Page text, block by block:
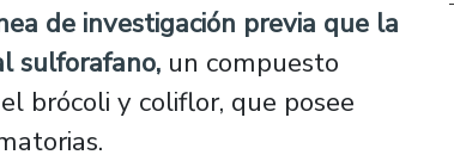
de investigación previa que la
sulforafano, un compuesto
brócoli y coliflor, que posee